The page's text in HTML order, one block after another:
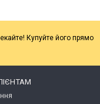
Купуйте його прямо